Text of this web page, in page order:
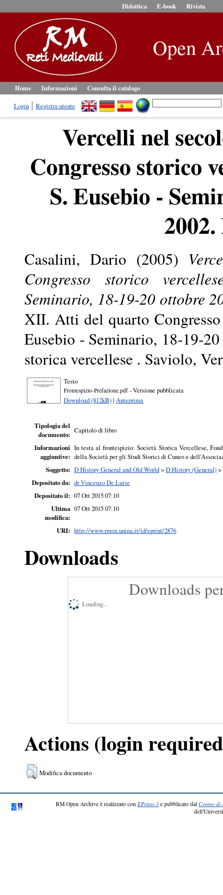
Didattica E-book Rivista
Open
Home Informazioni
Consulta il catalogo
Login
Registra utente
Vercelli nel
Congresso storico
S. Eusebio -
Casalini, Dario (2005)
Congresso storico
Seminario, 18-19-20 ottobre
XII. Atti del quarto
Eusebio - Seminario, 18-19-
storica vercellese . Saviolo,
Testo
Frontespizio-Prefazione.pdf- Versione pubblicata
Download (812kB)| Anteprima
Tipologia del
documento: Capitolo di libro
Informazioni
aggiuntive:
In testa al frontespizio: Società Storica Vercellese,
della Società per gli Studi Storici di Cuneo e
Soggetto: D History General and Old World> D History (General)>
Depositato da: dr Vincenzo De Luise
Depositato il: 07 Ott 2015 07:10
Ultima
modifica:
07 Ott 2015 07:10
URI: http://www.rmoa.unina.it/id/eprint/2876
Downloads
Downloads
Loading...
Actions (login
Modifica documento
RM Open Archive è realizzato con EPrints 3 e pubblicato dal Centro di